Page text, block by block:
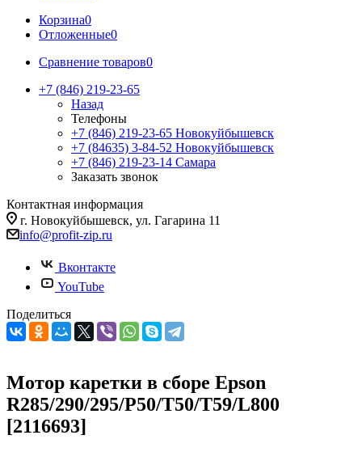
Корзина0
Отложенные0
Сравнение товаров0
+7 (846) 219-23-65
Назад
Телефоны
+7 (846) 219-23-65 Новокуйбышевск
+7 (84635) 3-84-52 Новокуйбышевск
+7 (846) 219-23-14 Самара
Заказать звонок
Контактная информация
г. Новокуйбышевск, ул. Гагарина 11
info@profit-zip.ru
Вконтакте
YouTube
Поделиться
Мотор каретки в сборе Epson
R285/290/295/P50/T50/T59/L800
[2116693]